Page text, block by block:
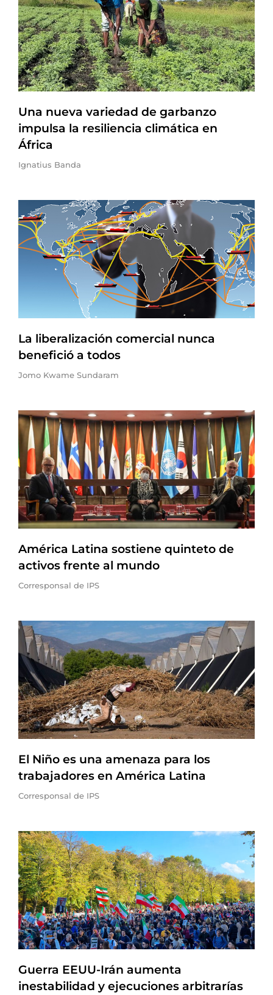
Una nueva variedad de garbanzo
impulsa la resiliencia climática en
África
Ignatius Banda
La liberalización comercial nunca
benefició a todos
Jomo Kwame Sundaram
América Latina sostiene quinteto de
activos frente al mundo
Corresponsal de IPS
El Niño es una amenaza para los
trabajadores en América Latina
Corresponsal de IPS
Guerra EEUU-Irán aumenta
inestabilidad y ejecuciones arbitrarías